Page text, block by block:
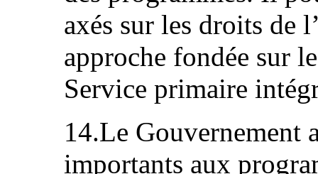
axés sur les droits de
approche fondée sur
Service primaire
14.Le Gouvernement
importants aux